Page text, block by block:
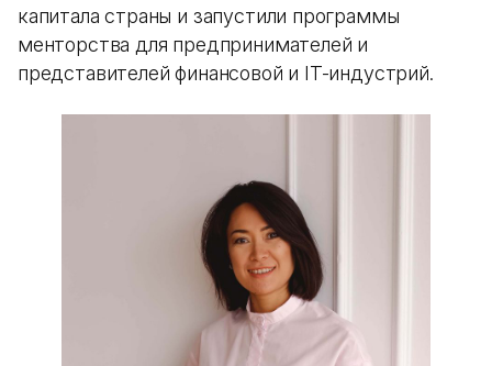
капитала страны и запустили программы
менторства для предпринимателей и
представителей финансовой и IT-индустрий.